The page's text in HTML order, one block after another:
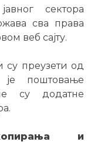
сектора
сва права
веб сајту.
су преузети од
је поштовање
су додатне
и